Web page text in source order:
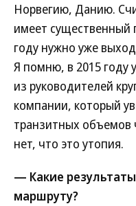
Норвегию, Данию.
имеет существенный
году нужно уже
Я помню, в 2015 году
из руководителей
компании, который
транзитных
нет, что это утопия.
— Какие
маршруту?